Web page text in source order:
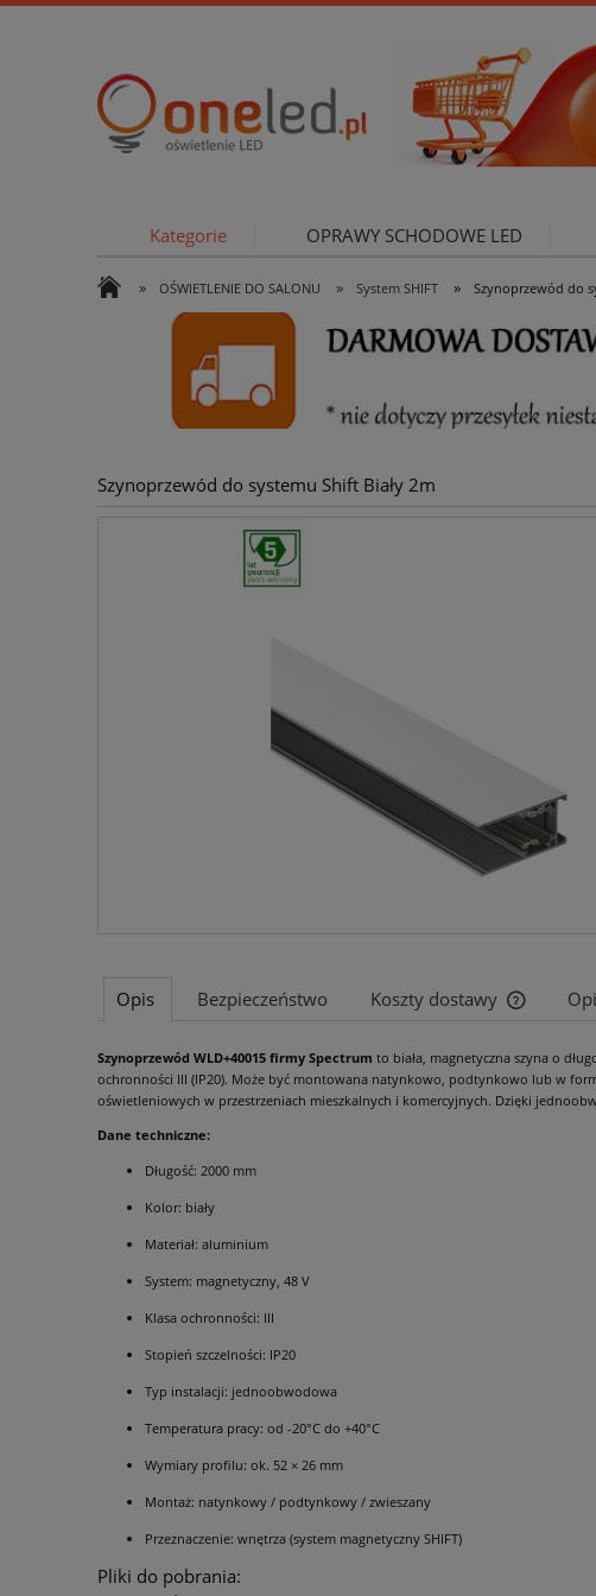
Kategorie OPRAWY SCHODOWE LED
OŚWIETLENIE
» OŚWIETLENIE DO SALONU » System SHIFT » Szynoprzewód do
Szynoprzewód do systemu Shift Biały 2m
Opis Bezpieczeństwo Koszty dostawy
Cena nie
płatności
Szynoprzewód WLD+40015 firmy Spectrum to biała, magnetyczna szyna o
ochronności III (IP20). Może być montowana natynkowo, podtynkowo lub w
oświetleniowych w przestrzeniach mieszkalnych i komercyjnych. Dzięki
Dane techniczne:
Długość: 2000 mm
Kolor: biały
Materiał: aluminium
System: magnetyczny, 48 V
Klasa ochronności: III
Stopień szczelności: IP20
Typ instalacji: jednoobwodowa
Temperatura pracy: od -20°C do +40°C
Wymiary profilu: ok. 52 × 26 mm
Montaż: natynkowy / podtynkowy / zwieszany
Przeznaczenie: wnętrza (system magnetyczny SHIFT)
Pliki do pobrania: